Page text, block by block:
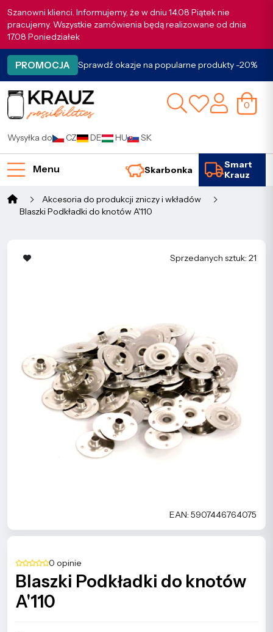
Szanowni klienci. Informujemy, że w dniu 14.08 Piątek nie
pracujemy. Wszystkie zamówienia będą realizowane od dnia
17.08 Poniedziałek
PROMOCJA Sprawdź okazje na popularne produkty -20%
0
Wysyłka do CZ DE HU SK
Menu Skarbonka
Smart
Krauz
Akcesoria do produkcji zniczy i wkładów
Blaszki Podkładki do knotów A'110
Sprzedanych sztuk: 21
EAN: 5907446764075
0 opinie
Blaszki Podkładki do knotów
A'110